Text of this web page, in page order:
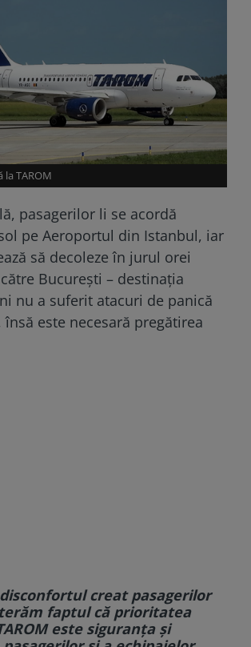
TAROM
pasagerilor li se acordă
pe Aeroportul din Istanbul, iar
să decoleze în jurul orei
București – destinația
nu a suferit atacuri de panică
este necesară pregătirea
creat pasagerilor
faptul că prioritatea
este siguranța și